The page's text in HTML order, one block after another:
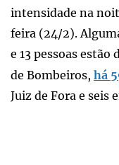
intensidade na
feira (24/2).
e 13 pessoas estão
de Bombeiros, há
Juiz de Fora e seis